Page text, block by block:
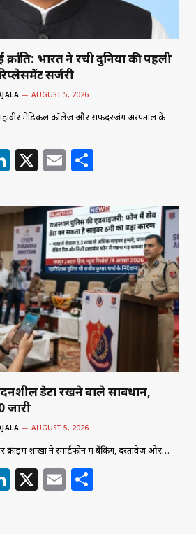
क्रांति: भारत ने रची दुनिया की पहली
सर्जरी
AUGUST 5, 2026
महावीर मेडिकल कॉलेज और सफदरजंग अस्पताल के
Li
k
e
dI
n
X E
ai
l
ar
e
डेटा रखने वाले सावधान,
जारी
AUGUST 5, 2026
क्राइम शाखा ने स्मार्टफोन में बैंकिंग, दस्तावेज और…
Li X E